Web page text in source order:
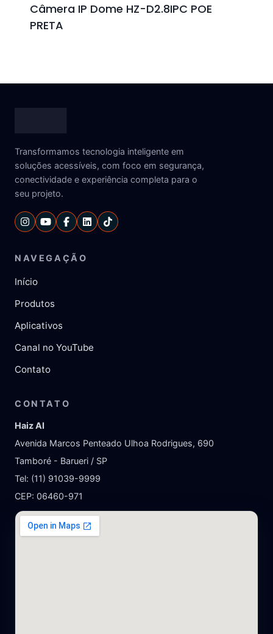
Câmera IP Dome HZ-D2.8IPC POE
PRETA
Transformamos tecnologia inteligente em
soluções acessíveis, com foco em segurança,
conectividade e experiência completa para o
seu projeto.
NAVEGAÇÃO
Início
Produtos
Aplicativos
Canal no YouTube
Contato
CONTATO
Haiz AI
Avenida Marcos Penteado Ulhoa Rodrigues, 690
Tamboré - Barueri / SP
Tel: (11) 91039-9999
CEP: 06460-971